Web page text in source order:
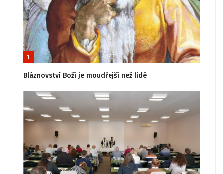
1
Bláznovství Boží je moudřejší než lidé